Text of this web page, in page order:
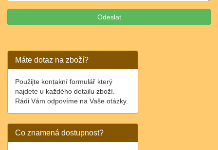
Máte dotaz na zboží?
Použijte kontakní formulář který
najdete u každého detailu zboží.
Rádi Vám odpovíme na Vaše otázky.
Co znamená dostupnost?